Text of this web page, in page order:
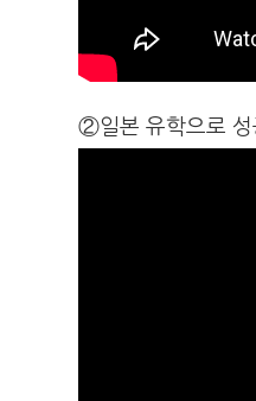
②일본 유학으로 성